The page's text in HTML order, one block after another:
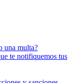
una multa?
te notifiquemos tus